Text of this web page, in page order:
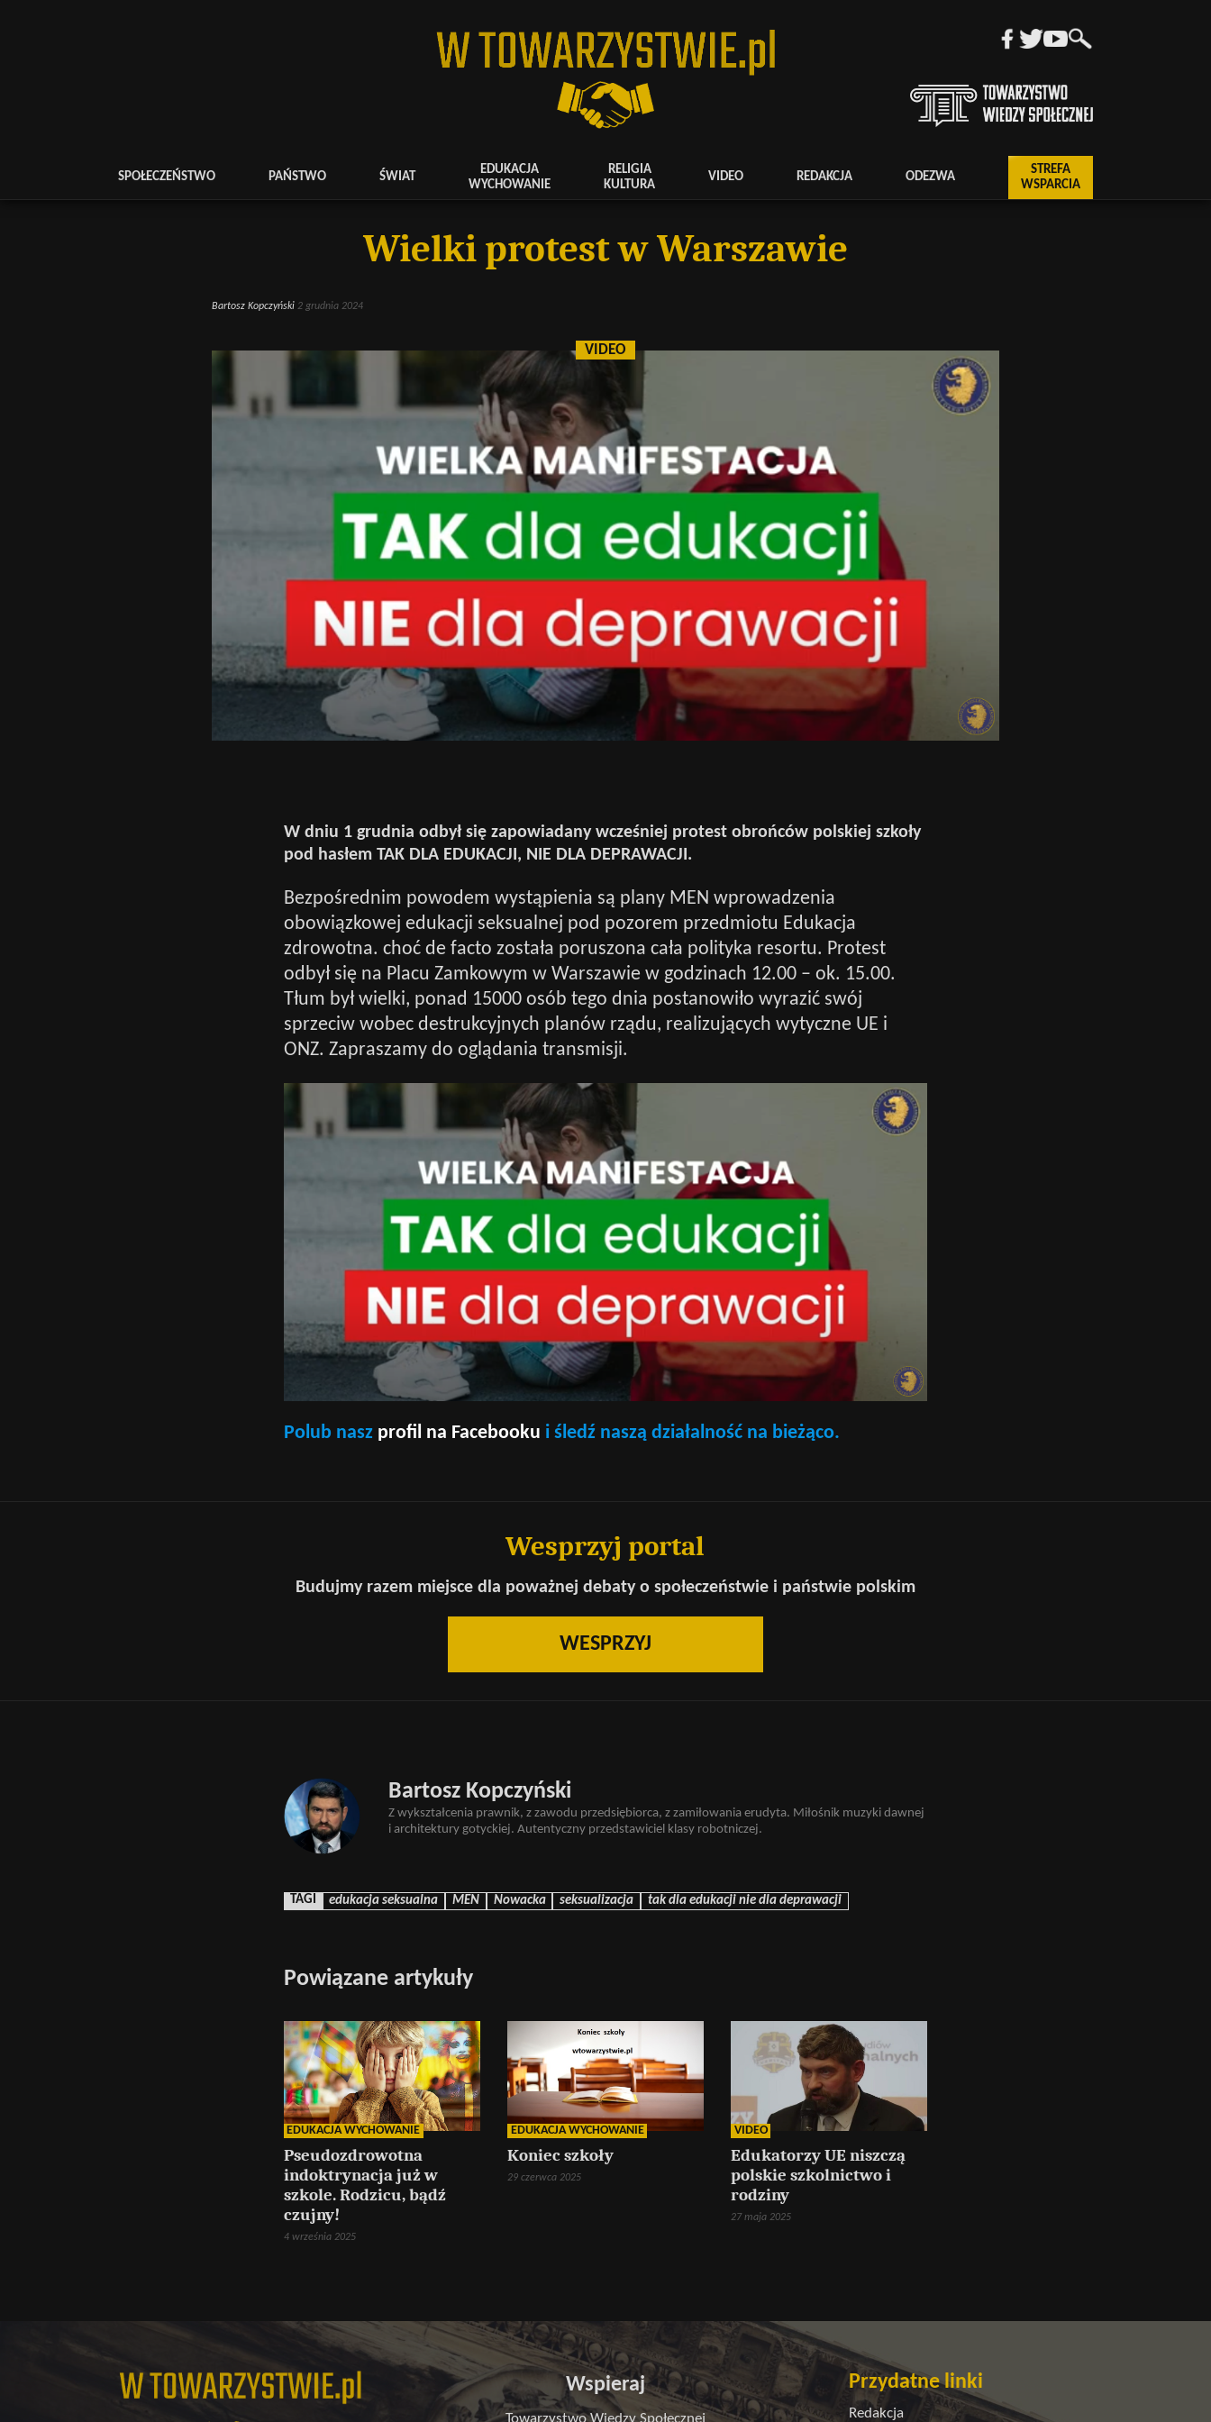
SPOŁECZEŃSTWO PAŃSTWO ŚWIAT
EDUKACJA
WYCHOWANIE
RELIGIA
KULTURA
VIDEO REDAKCJA ODEZWA
STREFA
WSPARCIA
Wielki protest w Warszawie
Bartosz Kopczyński 2 grudnia 2024
VIDEO
W dniu 1 grudnia odbył się zapowiadany wcześniej protest obrońców polskiej szkoły
pod hasłem TAK DLA EDUKACJI, NIE DLA DEPRAWACJI.
Bezpośrednim powodem wystąpienia są plany MEN wprowadzenia
obowiązkowej edukacji seksualnej pod pozorem przedmiotu Edukacja
zdrowotna. choć de facto została poruszona cała polityka resortu. Protest
odbył się na Placu Zamkowym w Warszawie w godzinach 12.00 – ok. 15.00.
Tłum był wielki, ponad 15000 osób tego dnia postanowiło wyrazić swój
sprzeciw wobec destrukcyjnych planów rządu, realizujących wytyczne UE i
ONZ. Zapraszamy do oglądania transmisji.
Polub nasz profil na Facebooku i śledź naszą działalność na bieżąco.
Wesprzyj portal
Budujmy razem miejsce dla poważnej debaty o społeczeństwie i państwie polskim
WESPRZYJ
Bartosz Kopczyński
Z wykształcenia prawnik, z zawodu przedsiębiorca, z zamiłowania erudyta. Miłośnik muzyki dawnej
i architektury gotyckiej. Autentyczny przedstawiciel klasy robotniczej.
TAGI edukacja seksualna MEN Nowacka seksualizacja tak dla edukacji nie dla deprawacji
Powiązane artykuły
EDUKACJA WYCHOWANIE
Pseudozdrowotna
indoktrynacja już w
szkole. Rodzicu, bądź
czujny!
4 września 2025
EDUKACJA WYCHOWANIE
Koniec szkoły
29 czerwca 2025
VIDEO
Edukatorzy UE niszczą
polskie szkolnictwo i
rodziny
27 maja 2025
Wspieraj Przydatne linki
Redakcja